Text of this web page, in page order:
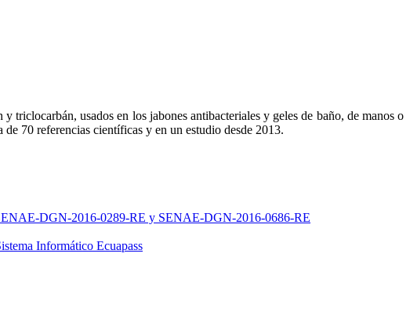
usados en los jabones antibacteriales y geles de baño, de manos o
70 referencias científicas y en un estudio desde 2013.
DGN-2016-0289-RE y SENAE-DGN-2016-0686-RE
Informático Ecuapass